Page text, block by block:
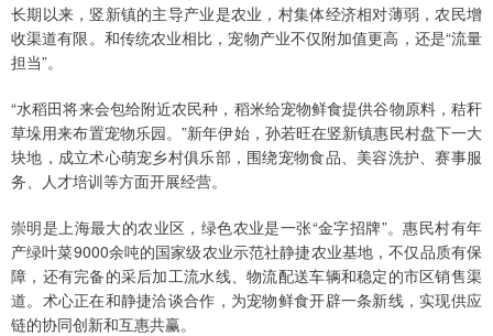
长期以来，竖新镇的主导产业是农业，村集体经济相对薄弱，农民增
收渠道有限。和传统农业相比，宠物产业不仅附加值更高，还是“流量
担当”。
“水稻田将来会包给附近农民种，稻米给宠物鲜食提供谷物原料，秸秆
草垛用来布置宠物乐园。”新年伊始，孙若旺在竖新镇惠民村盘下一大
块地，成立术心萌宠乡村俱乐部，围绕宠物食品、美容洗护、赛事服
务、人才培训等方面开展经营。
崇明是上海最大的农业区，绿色农业是一张“金字招牌”。惠民村有年
产绿叶菜9000余吨的国家级农业示范社静捷农业基地，不仅品质有保
障，还有完备的采后加工流水线、物流配送车辆和稳定的市区销售渠
道。术心正在和静捷洽谈合作，为宠物鲜食开辟一条新线，实现供应
链的协同创新和互惠共赢。